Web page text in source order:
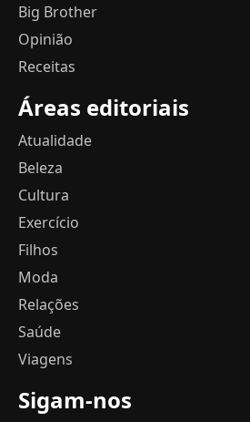
Big Brother
Opinião
Receitas
Áreas editoriais
Atualidade
Beleza
Cultura
Exercício
Filhos
Moda
Relações
Saúde
Viagens
Sigam-nos